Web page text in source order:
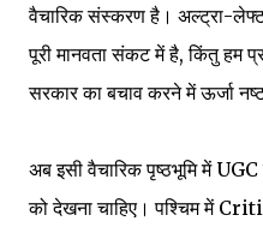
वैचारिक संस्करण है। अल्ट्रा-
पूरी मानवता संकट में है, किंतु हम
सरकार का बचाव करने में ऊर्जा
अब इसी वैचारिक पृष्ठभूमि में
को देखना चाहिए। पश्चिम में